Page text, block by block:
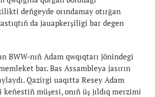
deñgeyde orındamay otırğan
da jauapkerşiligi bar degen
BWW-nıñ Adam qwqıqtarı jönindegi
bar. Bas Assambleya jasırın
Qazirgi uaqıtta Resey Adam
keñestiñ müşesi, onıñ üş jıldıq merzimi